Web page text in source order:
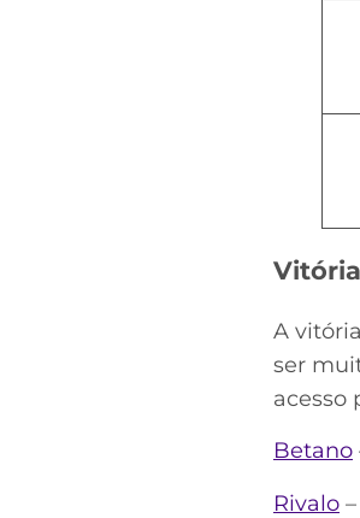
A
ser
acesso
Betano
Rivalo